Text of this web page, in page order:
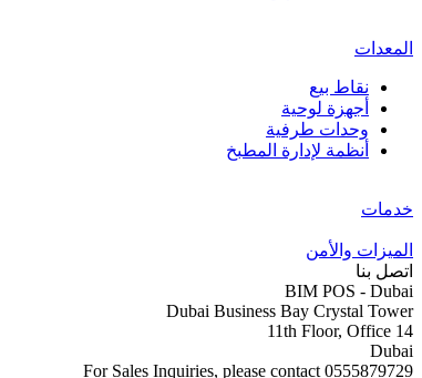
المعدات
نقاط بيع
أجهزة لوحية
وحدات طرفية
أنظمة لإدارة المطبخ
خدمات
الميزات والأمن
اتصل بنا
BIM POS - Dubai
Dubai Business Bay Crystal Tower
11th Floor, Office 14
Dubai
For Sales Inquiries, please contact 0555879729